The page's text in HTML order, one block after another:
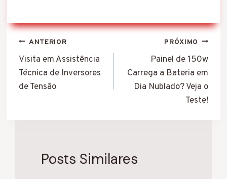
Navegação
de
Post
ANTERIOR
Visita em Assistência
Técnica de Inversores
de Tensão
PRÓXIMO
Painel de 150w
Carrega a Bateria em
Dia Nublado? Veja o
Teste!
Posts Similares